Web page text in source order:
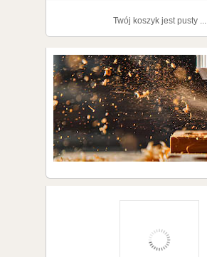
Twój koszyk jest pusty ...